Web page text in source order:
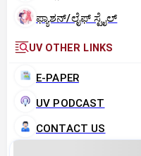
ಫ್ಯಾಶನ್/ಲೈಫ್‌ ಸ್ಟೈಲ್
UV OTHER LINKS
E-PAPER
UV PODCAST
CONTACT US